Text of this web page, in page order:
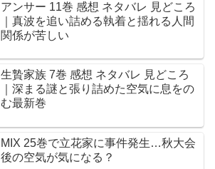
アンサー 11巻 感想 ネタバレ 見どころ
｜真波を追い詰める執着と揺れる人間
関係が苦しい
生贄家族 7巻 感想 ネタバレ 見どころ
｜深まる謎と張り詰めた空気に息をの
む最新巻
MIX 25巻で立花家に事件発生…秋大会
後の空気が気になる？